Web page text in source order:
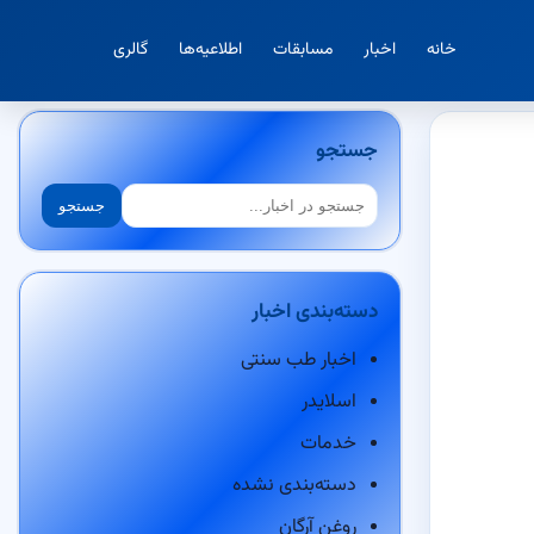
خانه اخبار مسابقات اطلاعیه‌ها گالری
جستجو
جستجو جستجو
دسته‌بندی اخبار
اخبار طب سنتی
اسلایدر
خدمات
دسته‌بندی نشده
روغن آرگان